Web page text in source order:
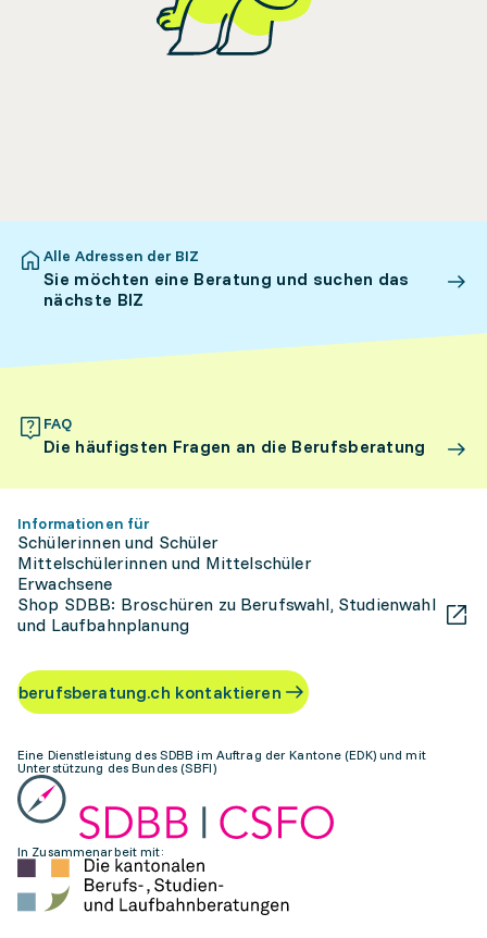
Alle Adressen der BIZ
Sie möchten eine Beratung und suchen das
nächste BIZ
FAQ
Die häufigsten Fragen an die Berufsberatung
Informationen für
Schülerinnen und Schüler
Mittelschülerinnen und Mittelschüler
Erwachsene
Shop SDBB: Broschüren zu Berufswahl, Studienwahl
und Laufbahnplanung
berufsberatung.ch kontaktieren
Eine Dienstleistung des SDBB im Auftrag der Kantone (EDK) und mit
Unterstützung des Bundes (SBFI)
In Zusammenarbeit mit: